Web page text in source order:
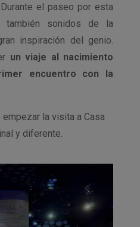
. Durante el paseo por esta
también sonidos de la
inspiración del genio.
un viaje al nacimiento
encuentro con la
empezar la visita a Casa
y diferente.